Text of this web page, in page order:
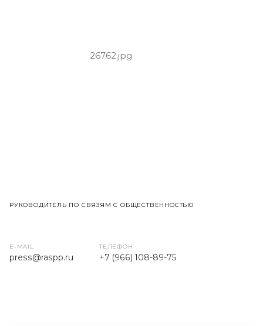
РУКОВОДИТЕЛЬ ПО СВЯЗЯМ С ОБЩЕСТВЕННОСТЬЮ
E-MAIL
press@raspp.ru
ТЕЛЕФОН
+7 (966) 108-89-75